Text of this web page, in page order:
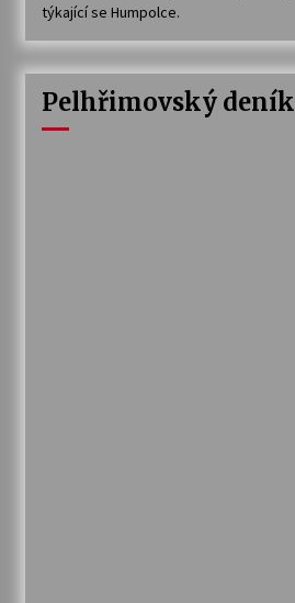
týkající se Humpolce.
Pelhřimovský deník